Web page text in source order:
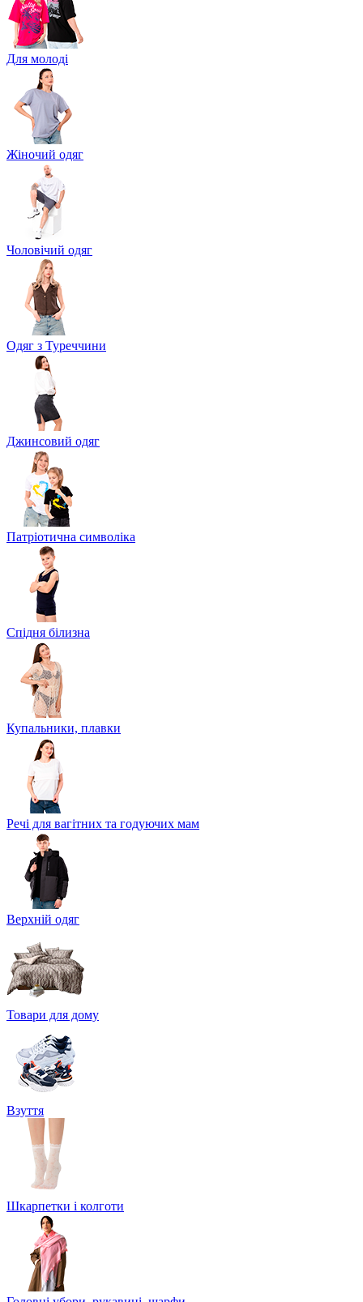
Для молоді
Жіночий одяг
Чоловічий одяг
Одяг з Туреччини
Джинсовий одяг
Патріотична символіка
Спідня білизна
Купальники, плавки
Речі для вагітних та годуючих мам
Верхній одяг
Товари для дому
Взуття
Шкарпетки і колготи